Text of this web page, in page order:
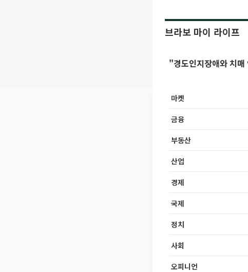
브라보 마이 라이프
"경도인지장애와 치
마켓
금융
부동산
산업
경제
국제
정치
사회
오피니언